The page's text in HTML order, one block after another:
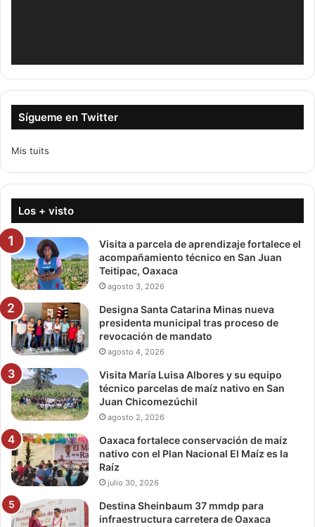
Sígueme en Twitter
Mis tuits
Los + visto
Visita a parcela de aprendizaje fortalece el
acompañamiento técnico en San Juan
Teitipac, Oaxaca
agosto 3, 2026
Designa Santa Catarina Minas nueva
presidenta municipal tras proceso de
revocación de mandato
agosto 4, 2026
Visita María Luisa Albores y su equipo
técnico parcelas de maíz nativo en San
Juan Chicomezúchil
agosto 2, 2026
Oaxaca fortalece conservación de maíz
nativo con el Plan Nacional El Maíz es la
Raíz
julio 30, 2026
Destina Sheinbaum 37 mmdp para
infraestructura carretera de Oaxaca